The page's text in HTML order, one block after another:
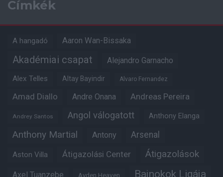
Címkék
A hangadó Aaron Wan-Bissaka
Akadémiai csapat Alejandro Garnacho
Alex Telles Altay Bayindir Alvaro Fernandez
Amad Diallo Andre Onana Andreas Pereira
Andrey Santos Angol válogatott Anthony Elanga
Anthony Martial Antony Arsenal
Aston Villa Átigazolási Center Átigazolások
Axel Tuanzebe Ayden Heaven Bajnokok Ligája